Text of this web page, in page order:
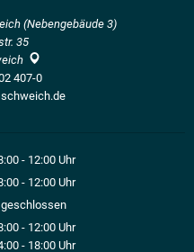
(Nebengebäude 3)
35
407-0
- 12:00 Uhr
Von 08:00 bis 12:00 Uhr
- 12:00 Uhr
Von 08:00 bis 12:00 Uhr
geschlossen
- 12:00 Uhr
Von 08:00 bis 12:00 Uhr
- 18:00 Uhr